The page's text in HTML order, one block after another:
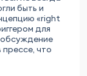
быть и
«right
для
обсуждение
что